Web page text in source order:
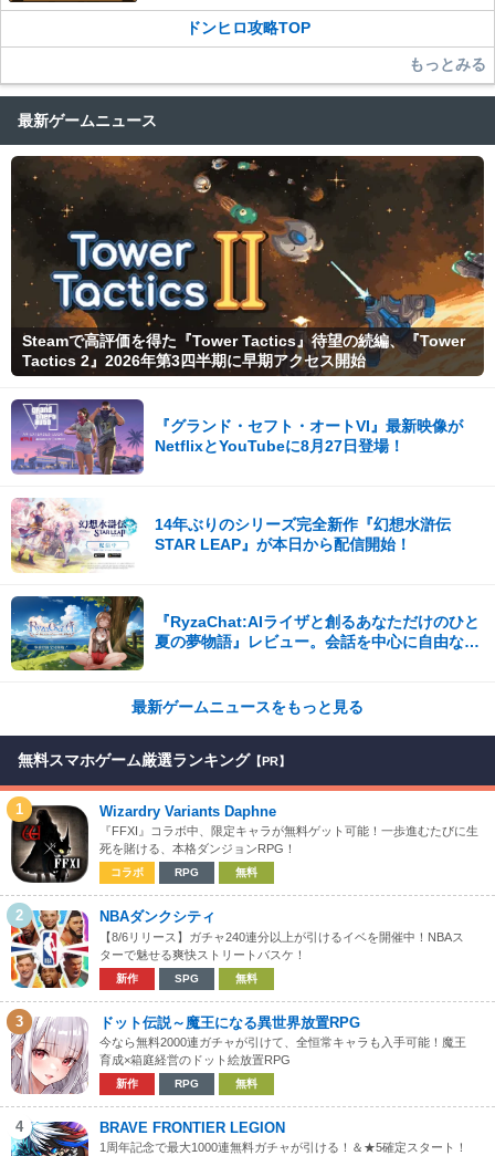
ドンヒロ攻略TOP
もっとみる
最新ゲームニュース
Steamで高評価を得た『Tower Tactics』待望の続編、『Tower
Tactics 2』2026年第3四半期に早期アクセス開始
『グランド・セフト・オートVI』最新映像が
NetflixとYouTubeに8月27日登場！
14年ぶりのシリーズ完全新作『幻想水滸伝
STAR LEAP』が本日から配信開始！
『RyzaChat:AIライザと創るあなただけのひと
夏の夢物語』レビュー。会話を中心に自由な冒
最新ゲームニュースをもっと見る
無料スマホゲーム厳選ランキング 【PR】
1 Wizardry Variants Daphne
『FFXI』コラボ中、限定キャラが無料ゲット可能！一歩進むたびに生
死を賭ける、本格ダンジョンRPG！
コラボ RPG 無料
2 NBAダンクシティ
【8/6リリース】ガチャ240連分以上が引けるイベを開催中！NBAス
ターで魅せる爽快ストリートバスケ！
新作 SPG 無料
3 ドット伝説～魔王になる異世界放置RPG
今なら無料2000連ガチャが引けて、全恒常キャラも入手可能！魔王
育成×箱庭経営のドット絵放置RPG
新作 RPG 無料
4 BRAVE FRONTIER LEGION
1周年記念で最大1000連無料ガチャが引ける！＆★5確定スタート！